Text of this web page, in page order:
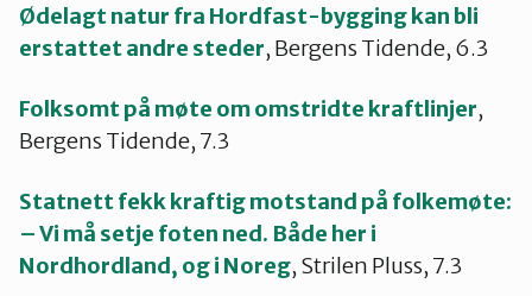
Ødelagt natur fra Hordfast-bygging kan bli
erstattet andre steder, Bergens Tidende, 6.3
Folksomt på møte om omstridte kraftlinjer,
Bergens Tidende, 7.3
Statnett fekk kraftig motstand på folkemøte:
– Vi må setje foten ned. Både her i
Nordhordland, og i Noreg, Strilen Pluss, 7.3